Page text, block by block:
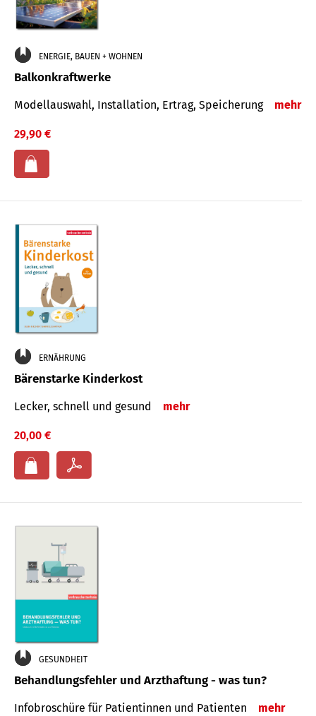
ENERGIE, BAUEN + WOHNEN
Balkonkraftwerke
Modellauswahl, Installation, Ertrag, Speicherung mehr
29,90 €
ERNÄHRUNG
Bärenstarke Kinderkost
Lecker, schnell und gesund mehr
20,00 €
GESUNDHEIT
Behandlungsfehler und Arzthaftung - was tun?
Infobroschüre für Patientinnen und Patienten mehr